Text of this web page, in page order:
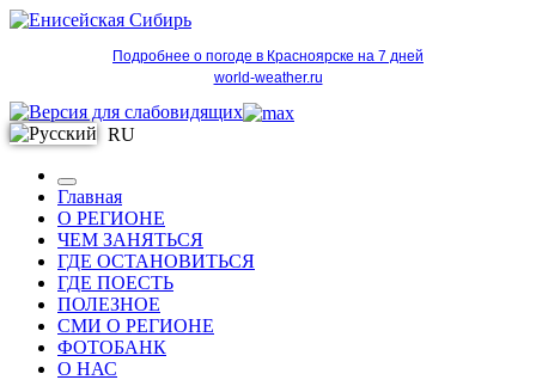
Подробнее о погоде в Красноярске на 7 дней
world-weather.ru
RU
Главная
О РЕГИОНЕ
ЧЕМ ЗАНЯТЬСЯ
ГДЕ ОСТАНОВИТЬСЯ
ГДЕ ПОЕСТЬ
ПОЛЕЗНОЕ
СМИ О РЕГИОНЕ
ФОТОБАНК
О НАС